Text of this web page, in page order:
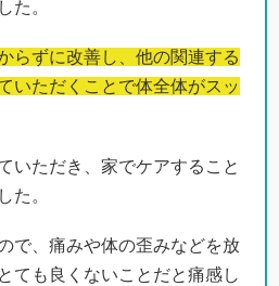
た。
らずに改善し、他の関連する
いただくことで体全体がスッ
いただき、家でケアすること
た。
で、痛みや体の歪みなどを放
ても良くないことだと痛感し